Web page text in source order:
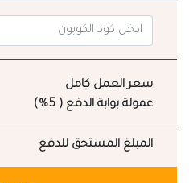
سعر العمل كامل
عمولة بوابة الدفع ( 5%)
المبلغ المستحق للدفع